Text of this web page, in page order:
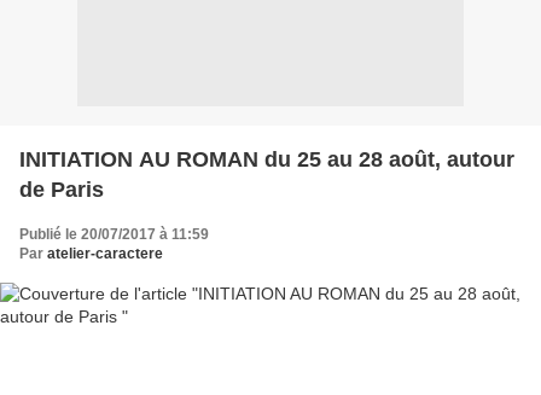
INITIATION AU ROMAN du 25 au 28 août, autour
de Paris
Publié le 20/07/2017 à 11:59
Par atelier-caractere